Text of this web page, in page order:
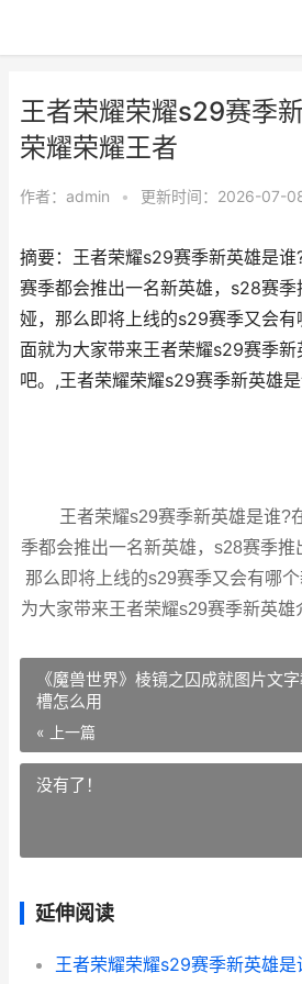
王者荣耀荣耀s29赛季
荣耀荣耀王者
作者： admin • 更新时间：2026-07-
摘要：王者荣耀s29赛季新英雄是
赛季都会推出一名新英雄，s28赛
娅，那么即将上线的s29赛季又会
面就为大家带来王者荣耀s29赛季
吧。,王者荣耀荣耀s29赛季新英雄
王者荣耀s29赛季新英雄是谁?
季都会推出一名新英雄，s28赛季推
那么即将上线的s29赛季又会有哪
为大家带来王者荣耀s29赛季新英雄
《魔兽世界》棱镜之囚成就图片文
槽怎么用
« 上一篇
没有了！
延伸阅读